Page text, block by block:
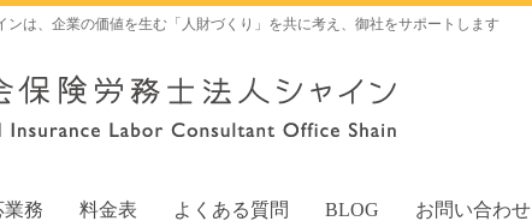
は、企業の価値を生む「人財づくり」を共に考え、御社をサポートします
業務 料金表 よくある質問 BLOG お問い合わせ